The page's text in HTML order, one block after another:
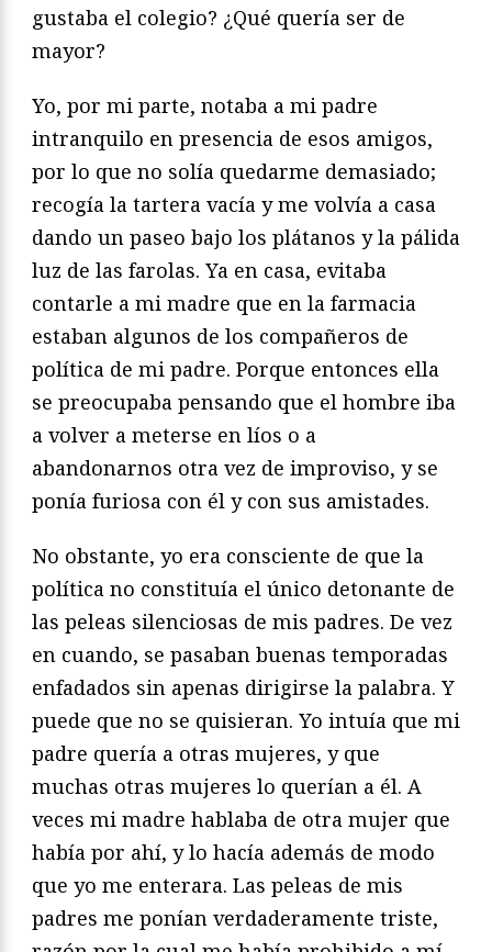
gustaba el colegio? ¿Qué quería ser de
mayor?
Yo, por mi parte, notaba a mi padre
intranquilo en presencia de esos amigos,
por lo que no solía quedarme demasiado;
recogía la tartera vacía y me volvía a casa
dando un paseo bajo los plátanos y la pálida
luz de las farolas. Ya en casa, evitaba
contarle a mi madre que en la farmacia
estaban algunos de los compañeros de
política de mi padre. Porque entonces ella
se preocupaba pensando que el hombre iba
a volver a meterse en líos o a
abandonarnos otra vez de improviso, y se
ponía furiosa con él y con sus amistades.
No obstante, yo era consciente de que la
política no constituía el único detonante de
las peleas silenciosas de mis padres. De vez
en cuando, se pasaban buenas temporadas
enfadados sin apenas dirigirse la palabra. Y
puede que no se quisieran. Yo intuía que mi
padre quería a otras mujeres, y que
muchas otras mujeres lo querían a él. A
veces mi madre hablaba de otra mujer que
había por ahí, y lo hacía además de modo
que yo me enterara. Las peleas de mis
padres me ponían verdaderamente triste,